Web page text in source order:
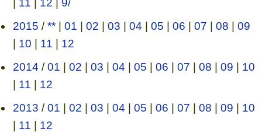
| 11 | 12 | 9/
2015 /**| 01 | 02 | 03 | 04 | 05 | 06 | 07 | 08 | 09
| 10 | 11 | 12
2014 /01 | 02 | 03 | 04 | 05 | 06 | 07 | 08 | 09 | 10
| 11 | 12
2013 /01 | 02 | 03 | 04 | 05 | 06 | 07 | 08 | 09 | 10
| 11 | 12